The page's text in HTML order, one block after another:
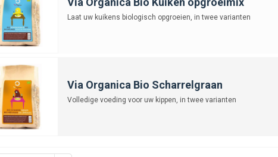
Laat uw kuikens biologisch opgroeien, in twee varianten
Via Organica Bio Scharrelgraan
Volledige voeding voor uw kippen, in twee varianten